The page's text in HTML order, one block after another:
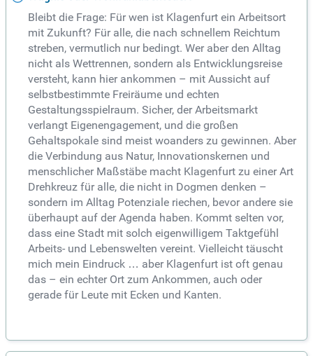
Bleibt die Frage: Für wen ist Klagenfurt ein Arbeitsort
mit Zukunft? Für alle, die nach schnellem Reichtum
streben, vermutlich nur bedingt. Wer aber den Alltag
nicht als Wettrennen, sondern als Entwicklungsreise
versteht, kann hier ankommen – mit Aussicht auf
selbstbestimmte Freiräume und echten
Gestaltungsspielraum. Sicher, der Arbeitsmarkt
verlangt Eigenengagement, und die großen
Gehaltspokale sind meist woanders zu gewinnen. Aber
die Verbindung aus Natur, Innovationskernen und
menschlicher Maßstäbe macht Klagenfurt zu einer Art
Drehkreuz für alle, die nicht in Dogmen denken –
sondern im Alltag Potenziale riechen, bevor andere sie
überhaupt auf der Agenda haben. Kommt selten vor,
dass eine Stadt mit solch eigenwilligem Taktgefühl
Arbeits- und Lebenswelten vereint. Vielleicht täuscht
mich mein Eindruck … aber Klagenfurt ist oft genau
das – ein echter Ort zum Ankommen, auch oder
gerade für Leute mit Ecken und Kanten.